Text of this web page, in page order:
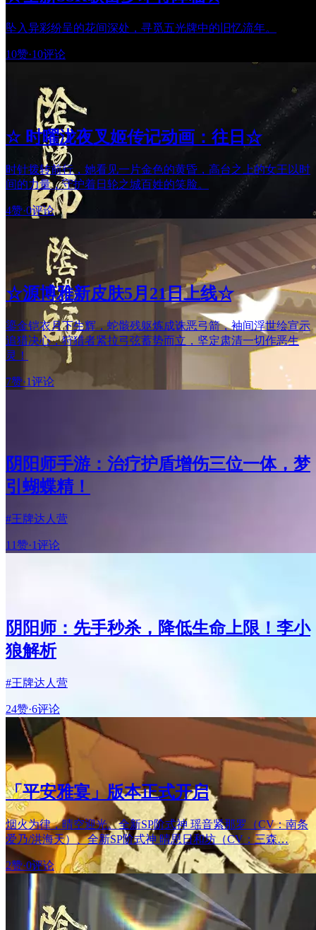
坠入异彩纷呈的花间深处，寻觅五光牌中的旧忆流年。
10赞·10评论
☆ 时曜泷夜叉姬传记动画：往日☆
时针拨转前行，她看见一片金色的黄昏，高台之上的女王以时
间的力量，守护着日轮之城百姓的笑脸。
4赞·0评论
☆源博雅新皮肤5月21日上线☆
鎏金铠衣月下生辉，蛇骸残躯炼成诛恶弓箭，袖间浮世绘宣示
追猎决心，狩猎者紧拉弓弦蓄势而立，坚定肃清一切作恶生
灵！
7赞·1评论
阴阳师手游：治疗护盾增伤三位一体，梦
引蝴蝶精！
#王牌达人营
11赞·1评论
阴阳师：先手秒杀，降低生命上限！李小
狼解析
#王牌达人营
24赞·6评论
「平安雅宴」版本正式开启
烟火为律，晴空迎光。全新SP阶式神 瑶音紧那罗（CV：南条
爱乃/洪海天）、全新SP阶式神 晴思日和坊（CV：三森…
2赞·0评论